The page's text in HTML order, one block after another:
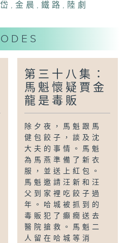
,金晨 ,鐵路 , 陸劇
第三十八集：
馬魁懷疑賈金
龍是毒販
除夕夜，馬魁跟馬
健包餃子，談及沈
大夫的事情。馬魁
為馬燕準備了新衣
服，並送上紅包。
馬魁邀請汪新和汪
父到家裡吃餃子過
年。哈城被抓到的
毒販犯了癲癇送去
醫院搶救。馬魁二
人留在哈城等消